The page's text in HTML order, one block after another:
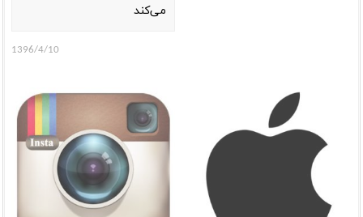
می‌کند
1396/4/10